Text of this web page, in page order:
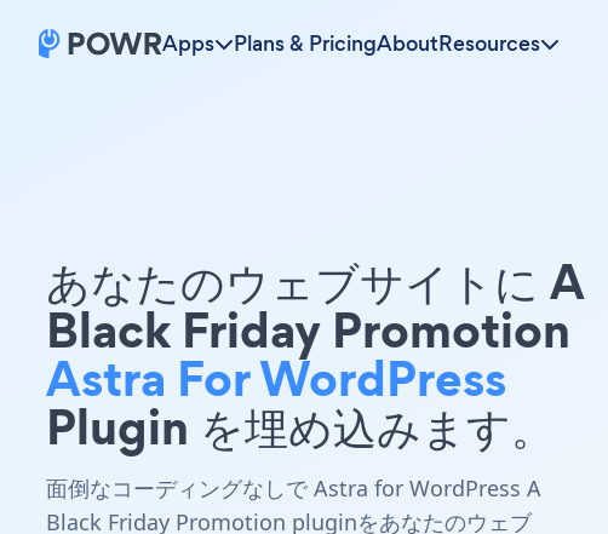
Apps Plans & PricingAboutResources
あなたのウェブサイトに A
Black Friday Promotion
Astra For WordPress
Plugin を埋め込みます。
面倒なコーディングなしで Astra for WordPress A
Black Friday Promotion pluginをあなたのウェブ